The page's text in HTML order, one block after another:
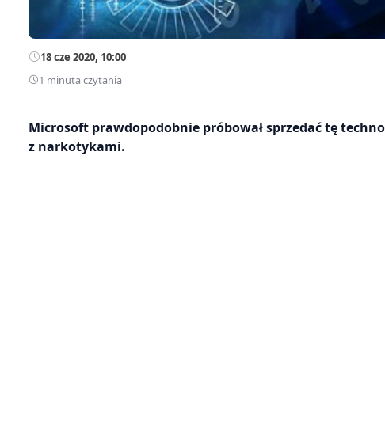
18 cze 2020, 10:00
1 minuta czytania
Microsoft prawdopodobnie próbował sprzedać tę
z narkotykami.